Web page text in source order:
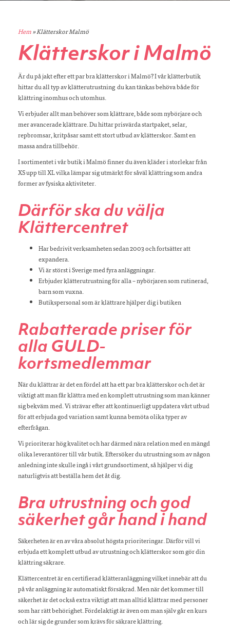
Hem»Klätterskor Malmö
Klätterskor i Malmö
Är du på jakt efter ett par bra klätterskor i Malmö? I vår klätterbutik
hittar du all typ av klätterutrustning du kan tänkas behöva både för
klättring inomhus och utomhus.
Vi erbjuder allt man behöver som klättrare, både som nybörjare och
mer avancerade klättrare. Du hittar prisvärda startpaket, selar,
repbromsar, kritpåsar samt ett stort utbud av klätterskor. Samt en
massa andra tillbehör.
I sortimentet i vår butik i Malmö finner du även kläder i storlekar från
XS upp till XL vilka lämpar sig utmärkt för såväl klättring som andra
former av fysiska aktiviteter.
Därför ska du välja
Klättercentret
Har bedrivit verksamheten sedan 2003 och fortsätter att
expandera.
Vi är störst i Sverige med fyra anläggningar.
Erbjuder klätterutrustning för alla – nybörjaren som rutinerad,
barn som vuxna.
Butikspersonal som är klättrare hjälper dig i butiken
Rabatterade priser för
alla GULD-
kortsmedlemmar
När du klättrar är det en fördel att ha ett par bra klätterskor och det är
viktigt att man får klättra med en komplett utrustning som man känner
sig bekväm med. Vi strävar efter att kontinuerligt uppdatera vårt utbud
för att erbjuda god variation samt kunna bemöta olika typer av
efterfrågan.
Vi prioriterar hög kvalitet och har därmed nära relation med en mängd
olika leverantörer till vår butik. Eftersöker du utrustning som av någon
anledning inte skulle ingå i vårt grundsortiment, så hjälper vi dig
naturligtvis att beställa hem det åt dig.
Bra utrustning och god
säkerhet går hand i hand
Säkerheten är en av våra absolut högsta prioriteringar. Därför vill vi
erbjuda ett komplett utbud av utrustning och klätterskor som gör din
klättring säkrare.
Klättercentret är en certifierad klätteranläggning vilket innebär att du
på vår anläggning är automatiskt försäkrad. Men när det kommer till
säkerhet är det också extra viktigt att man alltid klättrar med personer
som har rätt behörighet. Fördelaktigt är även om man själv går en kurs
och lär sig de grunder som krävs för säkrare klättring.